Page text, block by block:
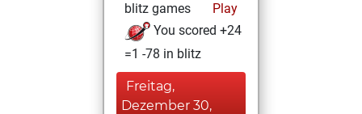
blitz games
Play
You scored +24
=1 -78 in blitz
Freitag,
Dezember 30,